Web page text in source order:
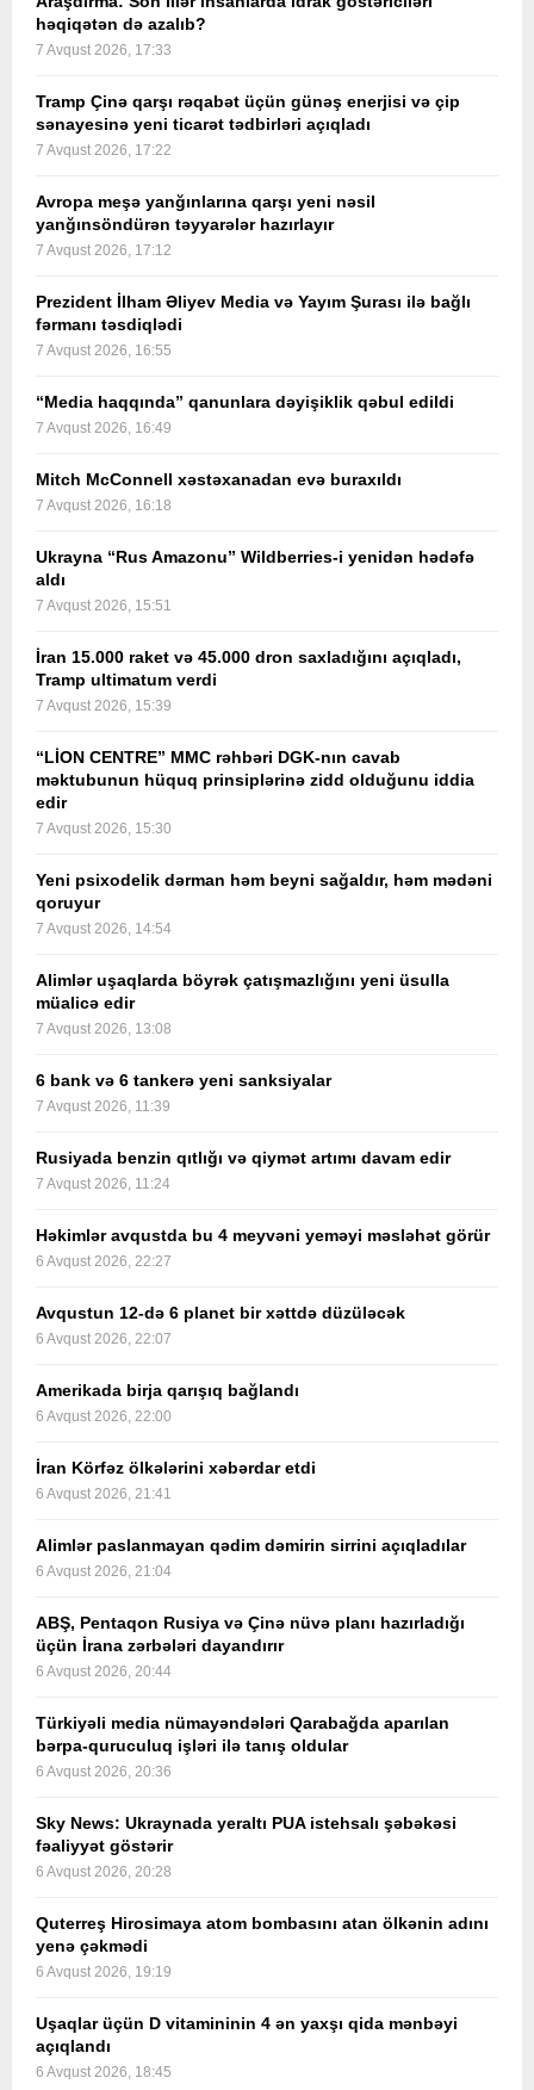
həqiqətən də azalıb?
7 Avqust 2026, 17:33
Tramp Çinə qarşı rəqabət üçün günəş enerjisi və çip
sənayesinə yeni ticarət tədbirləri açıqladı
7 Avqust 2026, 17:22
Avropa meşə yanğınlarına qarşı yeni nəsil
yanğınsöndürən təyyarələr hazırlayır
7 Avqust 2026, 17:12
Prezident İlham Əliyev Media və Yayım Şurası ilə bağlı
fərmanı təsdiqlədi
7 Avqust 2026, 16:55
“Media haqqında” qanunlara dəyişiklik qəbul edildi
7 Avqust 2026, 16:49
Mitch McConnell xəstəxanadan evə buraxıldı
7 Avqust 2026, 16:18
Ukrayna “Rus Amazonu” Wildberries-i yenidən hədəfə
aldı
7 Avqust 2026, 15:51
İran 15.000 raket və 45.000 dron saxladığını açıqladı,
Tramp ultimatum verdi
7 Avqust 2026, 15:39
“LİON CENTRE” MMC rəhbəri DGK-nın cavab
məktubunun hüquq prinsiplərinə zidd olduğunu iddia
edir
7 Avqust 2026, 15:30
Yeni psixodelik dərman həm beyni sağaldır, həm mədəni
qoruyur
7 Avqust 2026, 14:54
Alimlər uşaqlarda böyrək çatışmazlığını yeni üsulla
müalicə edir
7 Avqust 2026, 13:08
6 bank və 6 tankerə yeni sanksiyalar
7 Avqust 2026, 11:39
Rusiyada benzin qıtlığı və qiymət artımı davam edir
7 Avqust 2026, 11:24
Həkimlər avqustda bu 4 meyvəni yeməyi məsləhət görür
6 Avqust 2026, 22:27
Avqustun 12-də 6 planet bir xəttdə düzüləcək
6 Avqust 2026, 22:07
Amerikada birja qarışıq bağlandı
6 Avqust 2026, 22:00
İran Körfəz ölkələrini xəbərdar etdi
6 Avqust 2026, 21:41
Alimlər paslanmayan qədim dəmirin sirrini açıqladılar
6 Avqust 2026, 21:04
ABŞ, Pentaqon Rusiya və Çinə nüvə planı hazırladığı
üçün İrana zərbələri dayandırır
6 Avqust 2026, 20:44
Türkiyəli media nümayəndələri Qarabağda aparılan
bərpa-quruculuq işləri ilə tanış oldular
6 Avqust 2026, 20:36
Sky News: Ukraynada yeraltı PUA istehsalı şəbəkəsi
fəaliyyət göstərir
6 Avqust 2026, 20:28
Quterreş Hirosimaya atom bombasını atan ölkənin adını
yenə çəkmədi
6 Avqust 2026, 19:19
Uşaqlar üçün D vitamininin 4 ən yaxşı qida mənbəyi
açıqlandı
6 Avqust 2026, 18:45